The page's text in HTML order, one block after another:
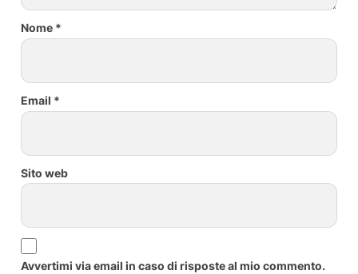
Nome *
Email *
Sito web
Avvertimi via email in caso di risposte al mio commento.